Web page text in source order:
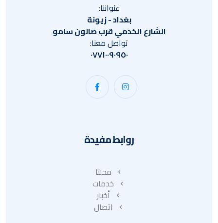
عنواننا:
بغداد - زيونة
الشارع الخدمي قرب صالون سامو
تواصل معنا:
٠٧٧١٠٠٩٠٩٥٠
روابط مفيدة
محلنا
خدمات
أخبار
اتصال